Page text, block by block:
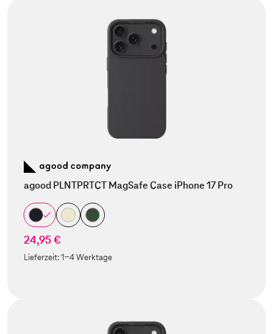
agood PLNTPRTCT MagSafe Case iPhone 17 Pro
24,95 €
Lieferzeit:1-4 Werktage